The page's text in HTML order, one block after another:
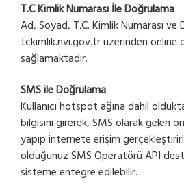
T.C Kimlik Numarası İle Doğrulama
Ad, Soyad, T.C. Kimlik Numarası ve
tckimlik.nvi.gov.tr üzerinden online
sağlamaktadır.
SMS ile Doğrulama
Kullanıcı hotspot ağına dahil
bilgisini girerek, SMS olarak gelen
yapıp internete erişim
olduğunuz SMS Operatörü API
sisteme entegre edilebilir.